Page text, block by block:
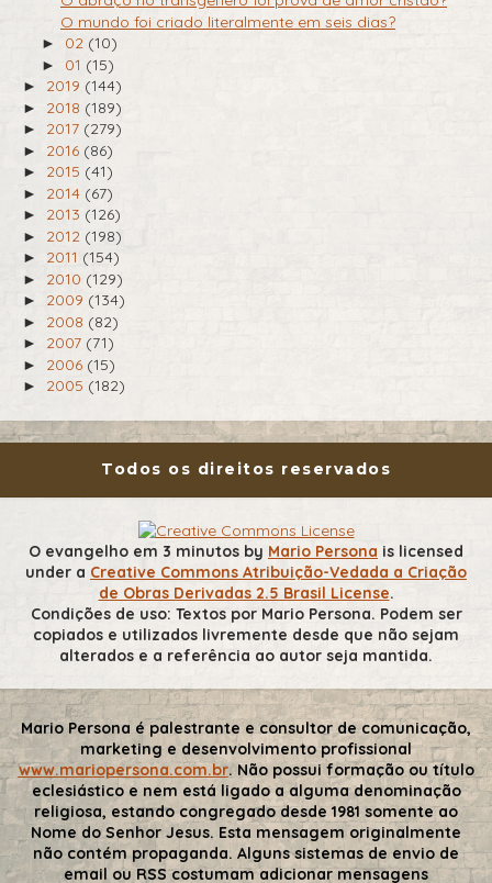
O mundo foi criado literalmente em seis dias?
► 02 (10)
► 01 (15)
► 2019 (144)
► 2018 (189)
► 2017 (279)
► 2016 (86)
► 2015 (41)
► 2014 (67)
► 2013 (126)
► 2012 (198)
► 2011 (154)
► 2010 (129)
► 2009 (134)
► 2008 (82)
► 2007 (71)
► 2006 (15)
► 2005 (182)
Todos os direitos reservados
O evangelho em 3 minutos by Mario Persona is licensed
under a Creative Commons Atribuição-Vedada a Criação
de Obras Derivadas 2.5 Brasil License.
Condições de uso: Textos por Mario Persona. Podem ser
copiados e utilizados livremente desde que não sejam
alterados e a referência ao autor seja mantida.
Mario Persona é palestrante e consultor de comunicação,
marketing e desenvolvimento profissional
www.mariopersona.com.br. Não possui formação ou título
eclesiástico e nem está ligado a alguma denominação
religiosa, estando congregado desde 1981 somente ao
Nome do Senhor Jesus. Esta mensagem originalmente
não contém propaganda. Alguns sistemas de envio de
email ou RSS costumam adicionar mensagens